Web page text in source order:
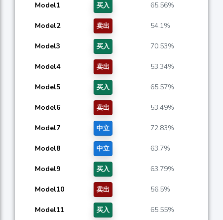
Model1 买入 65.56%
Model2 卖出 54.1%
Model3 买入 70.53%
Model4 卖出 53.34%
Model5 买入 65.57%
Model6 卖出 53.49%
Model7 中立 72.83%
Model8 中立 63.7%
Model9 买入 63.79%
Model10 卖出 56.5%
Model11 买入 65.55%